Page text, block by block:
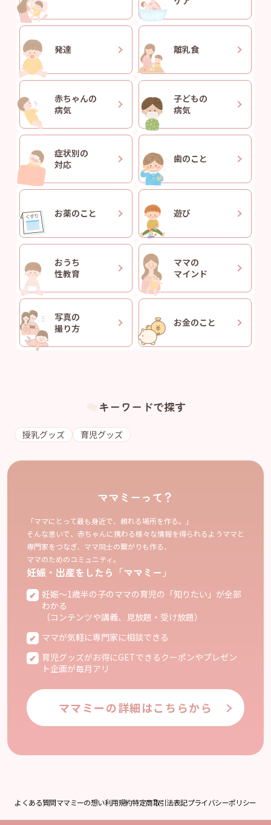
発達 離乳食
赤ちゃんの
病気
子どもの
病気
症状別の
対応
歯のこと
お薬のこと 遊び
おうち
性教育
ママの
マインド
写真の
撮り方
お金のこと
キーワードで探す
授乳グッズ 育児グッズ
ママミーって？
「ママにとって最も身近で、頼れる場所を作る。」
そんな思いで、赤ちゃんに携わる様々な情報を得られるようママと
専門家をつなぎ、ママ同士の繋がりも作る、
ママのためのコミュニティ。
妊娠・出産をしたら「ママミー」
妊娠〜1歳半の子のママの育児の「知りたい」が全部
わかる
（コンテンツや講義、見放題・受け放題）
ママが気軽に専門家に相談できる
育児グッズがお得にGETできるクーポンやプレゼン
ト企画が毎月アリ
ママミーの詳細はこちらから
よくある質問ママミーの想い利用規約特定商取引法表記プライバシーポリシー